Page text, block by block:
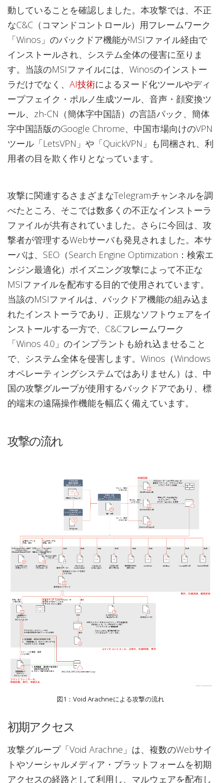
動していることを確認しました。本攻撃では、不正
なC&C（コマンドコントロール）用フレームワーク
「Winos」のバックドア機能がMSIファイル経由で
インストールされ、システム全体の侵害に至りま
す。当該のMSIファイルには、Winosのインストー
ラだけでなく、 AI技術によるヌード化ツールやディ
ープフェイク・ポルノ生成ツール、音声・顔変換ツ
ール、zh-CN（簡体字中国語）の言語パック、簡体
字中国語版のGoogle Chrome、中国市場向けのVPN
ツール「LetsVPN」や「QuickVPN」も同梱され、利
用者の目を欺く作りとなっています。
攻撃に関連するさまざまなTelegramチャンネルを調
べたところ、そこでは数多くの不正なインストーラ
ファイルが共有されていました。さらに今回は、攻
撃者が管理するWebサーバも発見されました。本サ
ーバは、SEO（Search Engine Optimization：検索エ
ンジン最適化）ポイズニング攻撃によって不正な
MSIファイルを配布する目的で使用されています。
当該のMSIファイルは、バックドア機能の組み込ま
れたインストーラであり、正規なソフトウェアをイ
ンストールする一方で、C&Cフレームワーク
「Winos 4.0」のインプラントも紛れ込ませること
で、システム全体を侵害します。Winos（Windows
オペレーティングシステムではありません）は、中
国の攻撃グループが使用するバックドアであり、標
的端末の遠隔操作機能を幅広く備えています。
攻撃の流れ
図1：Void Arachneによる攻撃の流れ
初期アクセス
攻撃グループ「Void Arachne」は、複数のWebサイ
トやソーシャルメディア・プラットフォームを初期
アクセスの経路として利用し、マルウェアを配布し